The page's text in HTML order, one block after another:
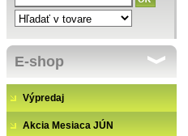
E-shop
Výpredaj
Akcia Mesiaca JÚN